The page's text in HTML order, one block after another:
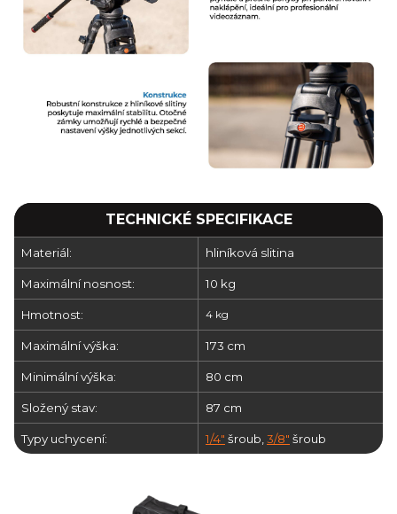
TECHNICKÉ SPECIFIKACE
Materiál: hliníková slitina
Maximální nosnost: 10 kg
Hmotnost: 4 kg
Maximální výška: 173 cm
Minimální výška: 80 cm
Složený stav: 87 cm
Typy uchycení: 1/4" šroub, 3/8" šroub